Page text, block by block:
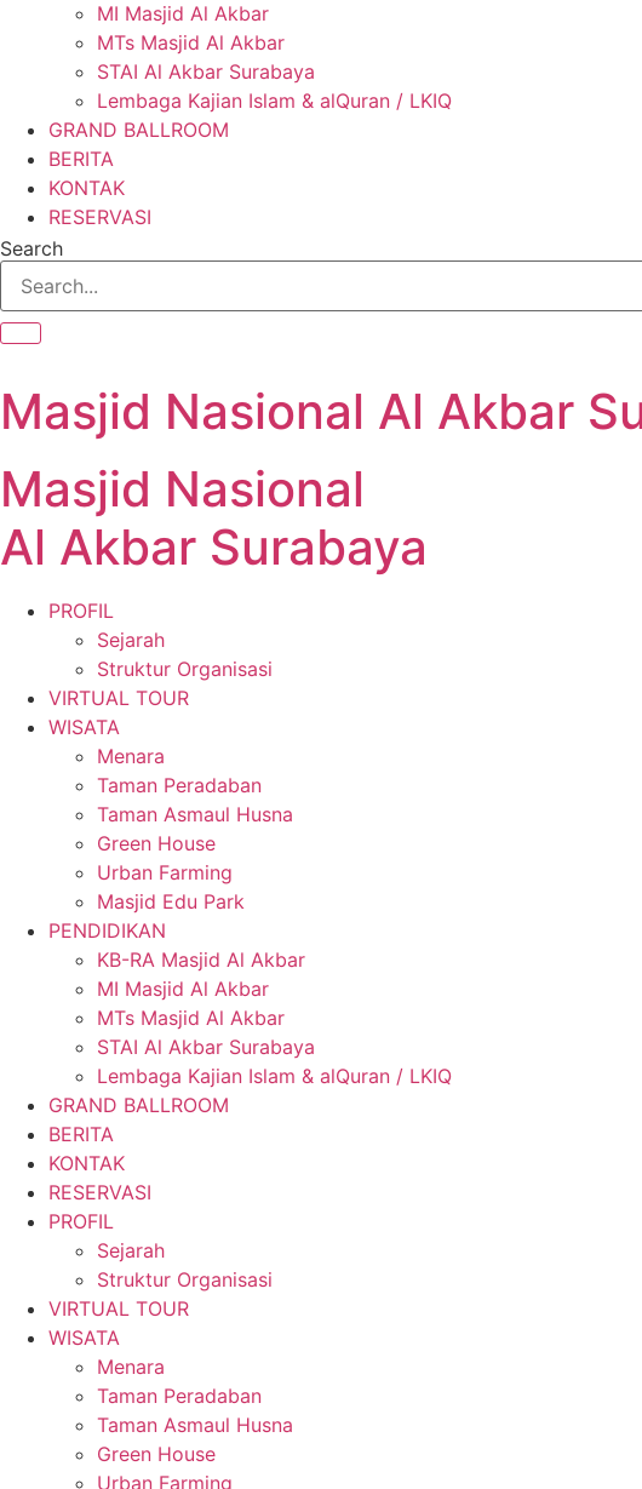
MI Masjid Al Akbar
MTs Masjid Al Akbar
STAI Al Akbar Surabaya
Lembaga Kajian Islam & alQuran / LKIQ
GRAND BALLROOM
BERITA
KONTAK
RESERVASI
Search
Masjid Nasional Al Akbar
Masjid Nasional
Al Akbar Surabaya
PROFIL
Sejarah
Struktur Organisasi
VIRTUAL TOUR
WISATA
Menara
Taman Peradaban
Taman Asmaul Husna
Green House
Urban Farming
Masjid Edu Park
PENDIDIKAN
KB-RA Masjid Al Akbar
MI Masjid Al Akbar
MTs Masjid Al Akbar
STAI Al Akbar Surabaya
Lembaga Kajian Islam & alQuran / LKIQ
GRAND BALLROOM
BERITA
KONTAK
RESERVASI
PROFIL
Sejarah
Struktur Organisasi
VIRTUAL TOUR
WISATA
Menara
Taman Peradaban
Taman Asmaul Husna
Green House
Urban Farming